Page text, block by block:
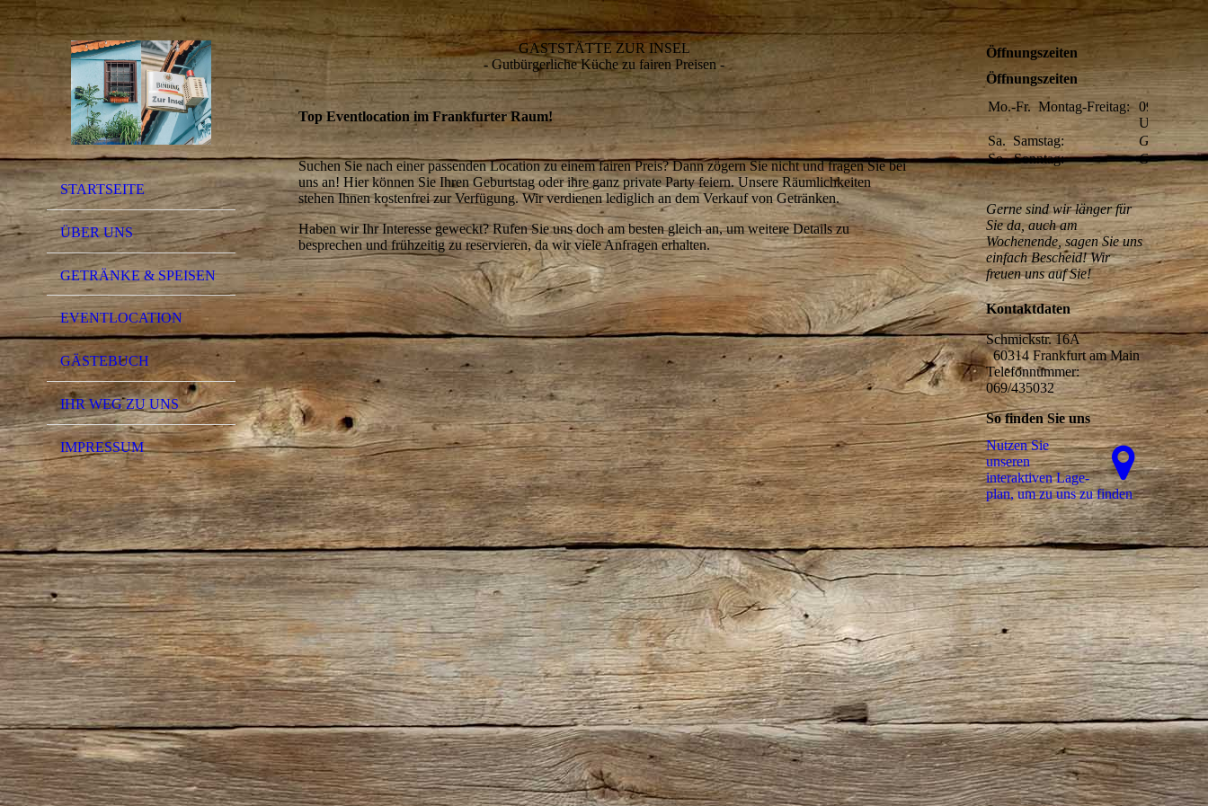
STARTSEITE
ÜBER UNS
GETRÄNKE & SPEISEN
EVENTLOCATION
GÄSTEBUCH
IHR WEG ZU UNS
IMPRESSUM
GASTSTÄTTE ZUR INSEL
- Gutbürgerliche Küche zu fairen Preisen -
Top Eventlocation im Frankfurter Raum!
Suchen Sie nach einer passenden Location zu einem fairen Preis? Dann zögern Sie nicht und fragen Sie bei
uns an! Hier können Sie Ihren Geburtstag oder ihre ganz private Party feiern. Unsere Räumlichkeiten
stehen Ihnen kostenfrei zur Verfügung. Wir verdienen lediglich an dem Verkauf von Getränken.
Haben wir Ihr Interesse geweckt? Rufen Sie uns doch am besten gleich an, um weitere Details zu
besprechen und frühzeitig zu reservieren, da wir viele Anfragen erhalten.
Öffnungszeiten
Öffnungszeiten
Mo.-Fr. Montag-Freitag: 09:00-15:00
Uhr
Sa.Samstag:
So.Sonntag:
Gerne sind wir länger für
Sie da, auch am
Wochenende, sagen Sie uns
einfach Bescheid! Wir
freuen uns auf Sie!
Kontaktdaten
Schmickstr. 16A
60314 Frankfurt am Main
Telefonnummer:
069/435032
So finden Sie uns
Nutzen Sie
unseren
interaktiven La­ge­
plan, um zu uns zu finden